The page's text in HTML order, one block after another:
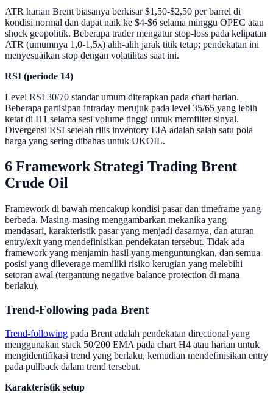
ATR harian Brent biasanya berkisar $1,50-$2,50 per barrel di
kondisi normal dan dapat naik ke $4-$6 selama minggu OPEC atau
shock geopolitik. Beberapa trader mengatur stop-loss pada kelipatan
ATR (umumnya 1,0-1,5x) alih-alih jarak titik tetap; pendekatan ini
menyesuaikan stop dengan volatilitas saat ini.
RSI (periode 14)
Level RSI 30/70 standar umum diterapkan pada chart harian.
Beberapa partisipan intraday merujuk pada level 35/65 yang lebih
ketat di H1 selama sesi volume tinggi untuk memfilter sinyal.
Divergensi RSI setelah rilis inventory EIA adalah salah satu pola
harga yang sering dibahas untuk UKOIL.
6 Framework Strategi Trading Brent
Crude Oil
Framework di bawah mencakup kondisi pasar dan timeframe yang
berbeda. Masing-masing menggambarkan mekanika yang
mendasari, karakteristik pasar yang menjadi dasarnya, dan aturan
entry/exit yang mendefinisikan pendekatan tersebut. Tidak ada
framework yang menjamin hasil yang menguntungkan, dan semua
posisi yang dileverage memiliki risiko kerugian yang melebihi
setoran awal (tergantung negative balance protection di mana
berlaku).
Trend-Following pada Brent
Trend-following pada Brent adalah pendekatan directional yang
menggunakan stack 50/200 EMA pada chart H4 atau harian untuk
mengidentifikasi trend yang berlaku, kemudian mendefinisikan entry
pada pullback dalam trend tersebut.
Karakteristik setup